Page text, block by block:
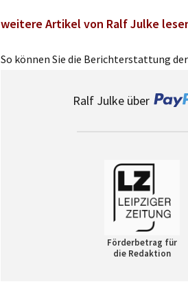
weitere Artikel von Ralf Julke
So können Sie die Berichterstattung
Ralf Julke über
Förderbetrag für
die Redaktion